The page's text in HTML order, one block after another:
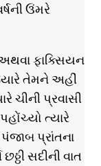
ઉંમરે
ફાક્સિયન
તેમને અહીં
ચીની પ્રવાસી
ત્યારે
પ્રાંતના
સદીની વાત